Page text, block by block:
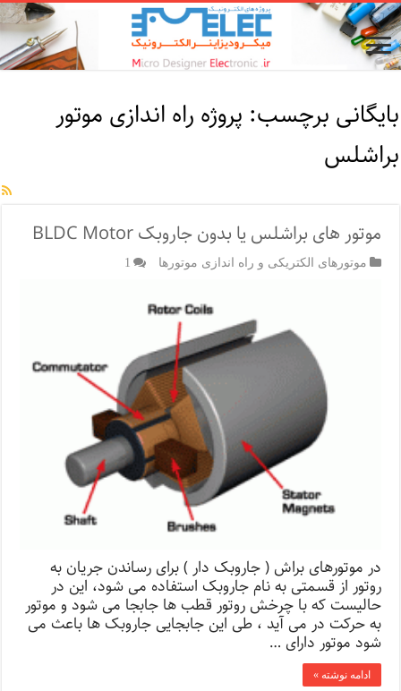
بایگانی برچسب: پروژه راه اندازی موتور
براشلس
موتور های براشلس یا بدون جاروبک BLDC Motor
موتورهای الکتریکی و راه اندازی موتورها 1
در موتورهای براش ( جاروبک دار ) برای رساندن جریان به
روتور از قسمتی به نام جاروبک استفاده می شود، این در
حالیست که با چرخش روتور قطب ها جابجا می شود و موتور
به حرکت در می آید ، طی این جابجایی جاروبک ها باعث می
شود موتور دارای …
ادامه نوشته »